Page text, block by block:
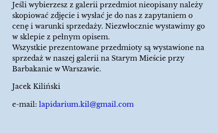
Jeśli wybierzesz z galerii przedmiot nieopisany należy
skopiować zdjęcie i wysłać je do nas z zapytaniem o
cenę i warunki sprzedaży. Niezwłocznie wystawimy go
w sklepie z pełnym opisem.
Wszystkie prezentowane przedmioty są wystawione na
sprzedaż w naszej galerii na Starym Mieście przy
Barbakanie w Warszawie.
Jacek Kiliński
e-mail: lapidarium.kil@gmail.com